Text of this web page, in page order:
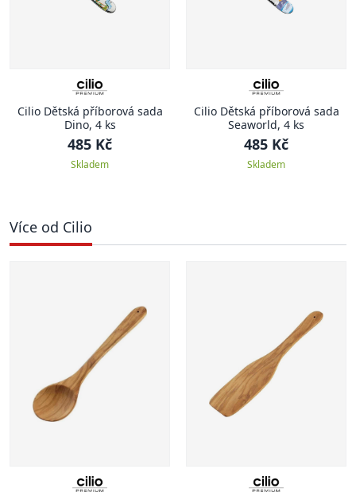
Cilio Dětská příborová sada
Dino, 4 ks
485 Kč
Skladem
Cilio Dětská příborová sada
Seaworld, 4 ks
485 Kč
Skladem
Více od Cilio